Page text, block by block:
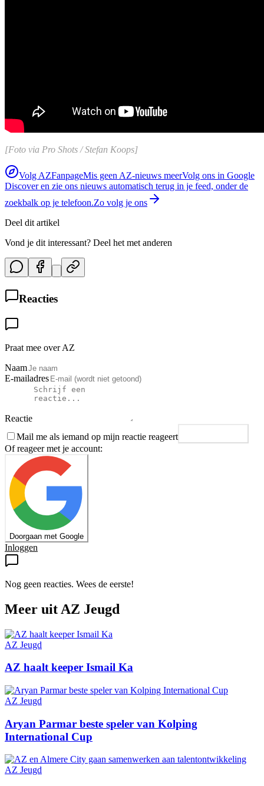
[Foto via Pro Shots / Stefan Koops]
Volg AZFanpageMis geen AZ-nieuws meerVolg ons in Google
Discover en zie ons nieuws automatisch terug in je feed, onder de
zoekbalk op je telefoon.Zo volg je ons
Deel dit artikel
Vond je dit interessant? Deel het met anderen
Reacties
Praat mee over AZ
Naam
E-mailadres
Reactie
Mail me als iemand op mijn reactie reageert
Of reageer met je account:
Doorgaan met Google
Inloggen
Nog geen reacties. Wees de eerste!
Meer uit AZ Jeugd
AZ Jeugd
AZ haalt keeper Ismail Ka
AZ Jeugd
Aryan Parmar beste speler van Kolping
International Cup
AZ Jeugd